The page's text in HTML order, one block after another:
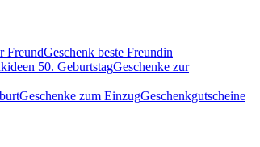
FreundGeschenk beste Freundin
50. GeburtstagGeschenke zur
Geschenke zum EinzugGeschenkgutscheine